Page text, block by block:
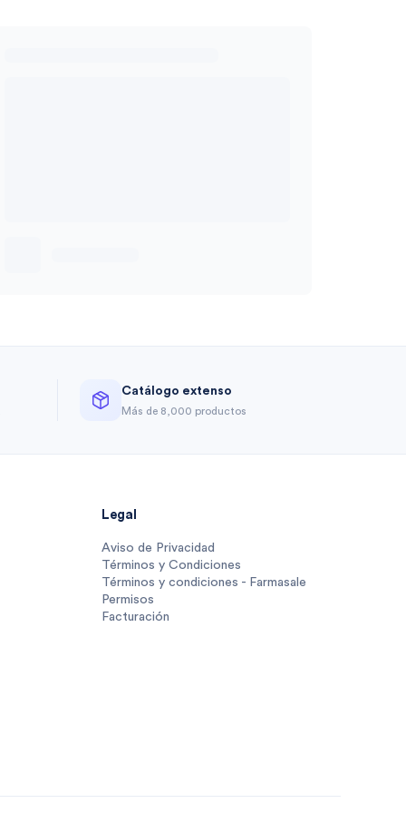
Catálogo extenso
Más de 8,000 productos
Legal
Aviso de Privacidad
Términos y Condiciones
Términos y condiciones - Farmasale
Permisos
Facturación